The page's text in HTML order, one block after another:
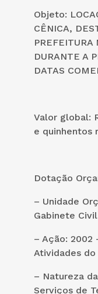
Objeto:
CÊNICA,
PREFEITURA
DURANTE A
DATAS
Valor global:
e quinhentos
Dotação
– Unidade
Gabinete Civil
– Ação: 2002
Atividades
– Natureza
Serviços de